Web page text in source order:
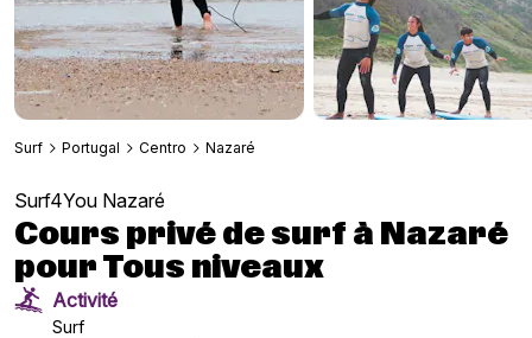
Surf Portugal Centro Nazaré
Surf4You Nazaré
Cours privé de surf à Nazaré
pour Tous niveaux
Activité
Surf